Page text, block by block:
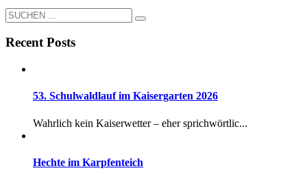
Recent Posts
53. Schulwaldlauf im Kaisergarten 2026
Wahrlich kein Kaiserwetter – eher sprichwörtlic...
Hechte im Karpfenteich